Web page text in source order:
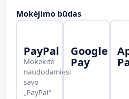
Mokėjimo būdas
PayPal
Mokėkite
naudodamiesi
savo
„PayPal“
Google
Pay